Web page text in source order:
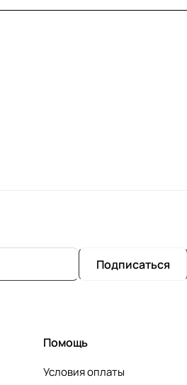
Подписаться
Помощь
Условия оплаты